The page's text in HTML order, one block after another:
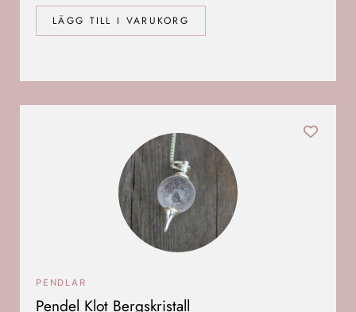
LÄGG TILL I VARUKORG
PENDLAR
Pendel Klot Bergskristall